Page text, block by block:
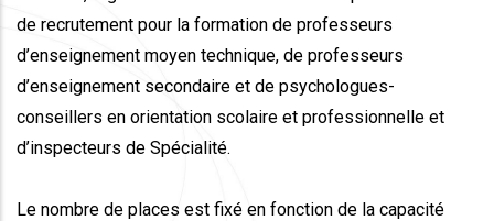
de recrutement pour la formation de professeurs
d’enseignement moyen technique, de professeurs
d’enseignement secondaire et de psychologues-
conseillers en orientation scolaire et professionnelle et
d’inspecteurs de Spécialité.
Le nombre de places est fixé en fonction de la capacité